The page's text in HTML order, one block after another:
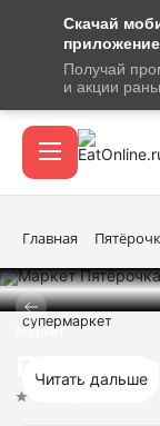
Скачай
Получай
и акции
сообщение
кодом
подтверждения
Вход /
Акции
Главная
Маркет
Пятёрочка
супермаркет
Читать дальше